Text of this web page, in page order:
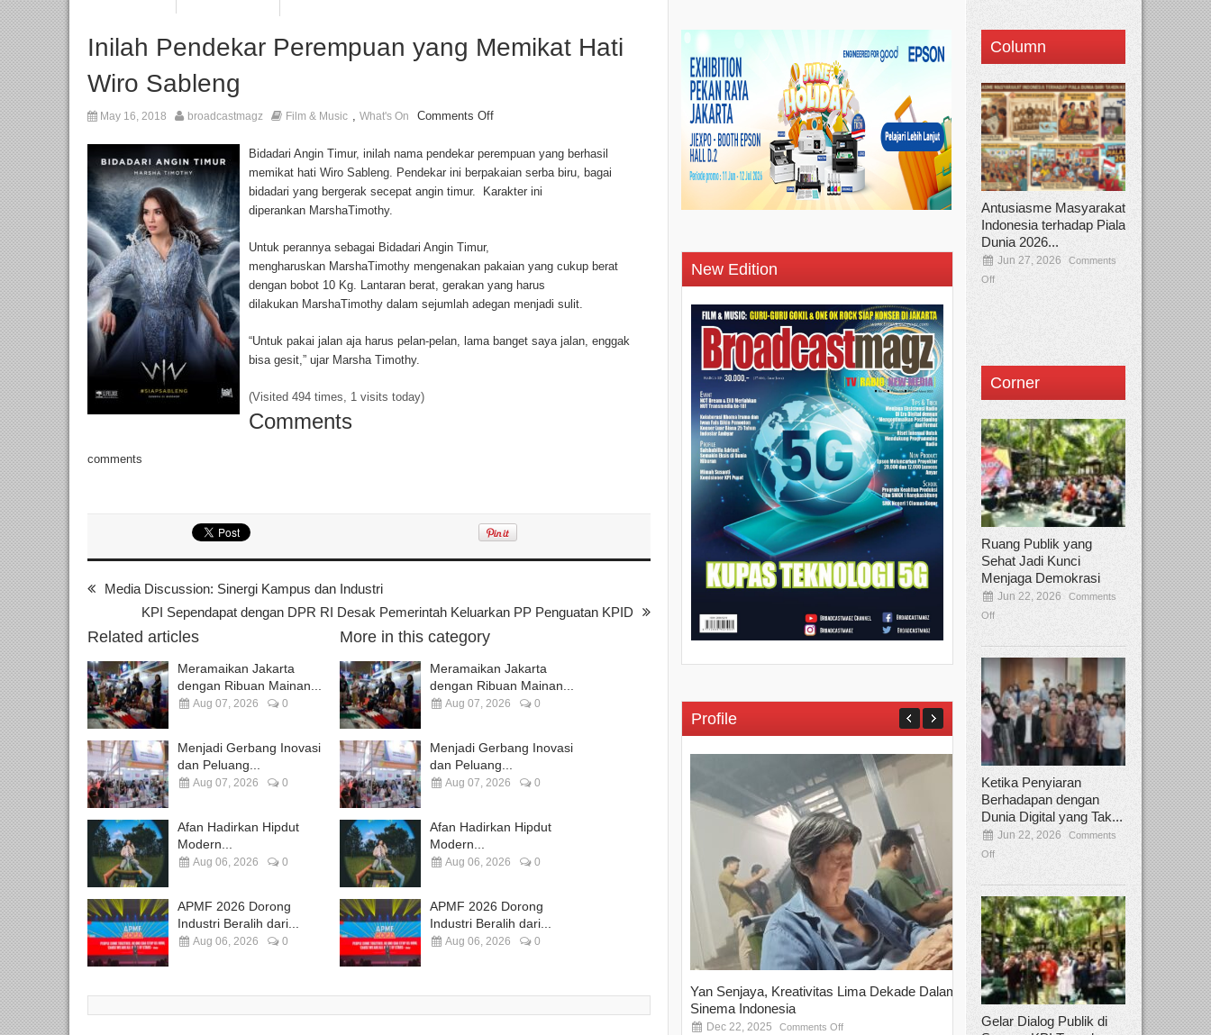
Inilah Pendekar Perempuan yang Memikat Hati
Wiro Sableng
May 16, 2018 broadcastmagz Film & Music , What's On Comments Off
Bidadari Angin Timur, inilah nama pendekar perempuan yang berhasil
memikat hati Wiro Sableng. Pendekar ini berpakaian serba biru, bagai
bidadari yang bergerak secepat angin timur. Karakter ini
diperankan MarshaTimothy.
Untuk perannya sebagai Bidadari Angin Timur,
mengharuskan MarshaTimothy mengenakan pakaian yang cukup berat
dengan bobot 10 Kg. Lantaran berat, gerakan yang harus
dilakukan MarshaTimothy dalam sejumlah adegan menjadi sulit.
“Untuk pakai jalan aja harus pelan-pelan, lama banget saya jalan, enggak
bisa gesit,” ujar Marsha Timothy.
(Visited 494 times, 1 visits today)
Comments
comments
Media Discussion: Sinergi Kampus dan Industri
KPI Sependapat dengan DPR RI Desak Pemerintah Keluarkan PP Penguatan KPID
Related articles
Meramaikan Jakarta
dengan Ribuan Mainan...
Aug 07, 2026 0
Menjadi Gerbang Inovasi
dan Peluang...
Aug 07, 2026 0
Afan Hadirkan Hipdut
Modern...
Aug 06, 2026 0
APMF 2026 Dorong
Industri Beralih dari...
Aug 06, 2026 0
More in this category
Meramaikan Jakarta
dengan Ribuan Mainan...
Aug 07, 2026 0
Menjadi Gerbang Inovasi
dan Peluang...
Aug 07, 2026 0
Afan Hadirkan Hipdut
Modern...
Aug 06, 2026 0
APMF 2026 Dorong
Industri Beralih dari...
Aug 06, 2026 0
New Edition
Profile
Yan Senjaya, Kreativitas Lima Dekade Dalam
Sinema Indonesia
Dec 22, 2025 Comments Off
Tamee Irelly Menjadi Juri Open
Film Terbaru...
Sep 08, 2025 Comments Off
Column
Antusiasme Masyarakat
Indonesia terhadap Piala
Dunia 2026...
Jun 27, 2026
Comments
Off
Corner
Ruang Publik yang
Sehat Jadi Kunci
Menjaga Demokrasi
Jun 22, 2026
Comments
Off
Ketika Penyiaran
Berhadapan dengan
Dunia Digital yang Tak...
Jun 22, 2026
Comments
Off
Gelar Dialog Publik di